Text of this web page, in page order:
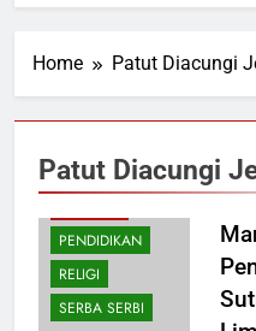
Home Patut Diacungi
Patut Diacungi
BUDAYA
PENDIDIKAN
RELIGI
SERBA SERBI